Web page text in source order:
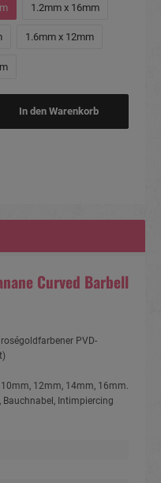
1.2mm x 16mm
1.6mm x 12mm
In den Warenkorb
Curved Barbell
PVD-
12mm, 14mm, 16mm.
Intimpiercing